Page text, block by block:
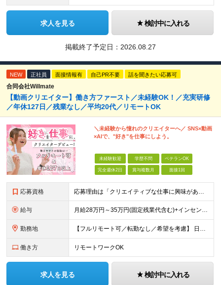
求人を見る 検討中に入れる
掲載終了予定日： 2026.08.27
NEW 正社員 面接情報有 自己PR不要 話を聞きたい応募可
合同会社Willmate
【動画クリエイター】働き方ファースト／未経験OK！／充実研修
／年休127日／残業なし／平均20代／リモートOK
＼未経験から憧れのクリエイターへ／ SNS×動画
×AIで、"好き"を仕事にしよう。
未経験歓迎 学歴不問 ベテランOK
完全週休2日 賞与複数月 面接1回
応募資格 応募理由は「クリエイティブな仕事に興味がある」でOK！ #学歴不問 #未経験OK ★1つでも当てはまれば、マッチング率高め★ □ SNSやYouTubeに興味がある方 □ アイデアを考えることが好き
給与 月給28万円～35万円(固定残業代含む)+インセンティブ＋各種手当 ※経験・能力等を考慮の上、決定します。 ※残業はほとんどありませんが、発生した場合は時間外手当を100％支給します。 【固定残業
勤務地 【フルリモート可／転勤なし／希望を考慮】 日本47都道府県、どこでも就業可能！ （東京・神奈川・埼玉・千葉・北海道・宮城・愛知・大阪・福岡・新潟など 各拠点近郊のプロジェクト先） 【Point】
働き方 リモートワークOK
求人を見る 検討中に入れる